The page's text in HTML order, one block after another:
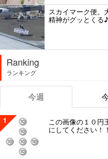
スカイマーク便。
精神がグッとくる♪
Ranking
ランキング
今週
1
この画像の１０円
にしてください！！